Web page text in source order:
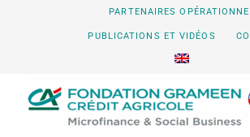
PARTENAIRES
PUBLICATIONS ET VIDÉOS